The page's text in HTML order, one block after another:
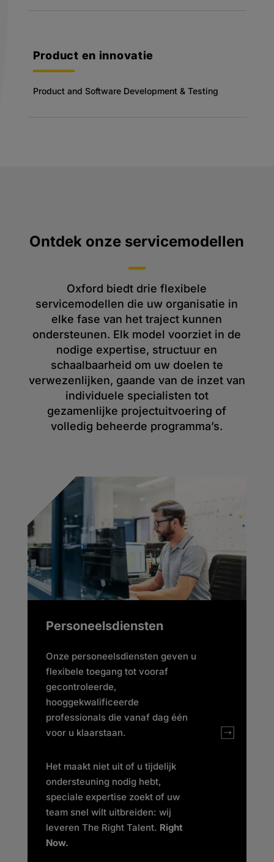
Product en innovatie
Product and Software Development & Testing
Ontdek onze servicemodellen
Oxford biedt drie flexibele
servicemodellen die uw organisatie in
elke fase van het traject kunnen
ondersteunen. Elk model voorziet in de
nodige expertise, structuur en
schaalbaarheid om uw doelen te
verwezenlijken, gaande van de inzet van
individuele specialisten tot
gezamenlijke projectuitvoering of
volledig beheerde programma’s.
Personeelsdiensten
Onze personeelsdiensten geven u
flexibele toegang tot vooraf
gecontroleerde,
hooggekwalificeerde
professionals die vanaf dag één
voor u klaarstaan.
Het maakt niet uit of u tijdelijk
ondersteuning nodig hebt,
speciale expertise zoekt of uw
team snel wilt uitbreiden: wij
leveren The Right Talent. Right
Now.